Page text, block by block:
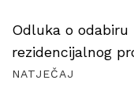
Odluka o
rezidencijalnog
NATJEČAJ